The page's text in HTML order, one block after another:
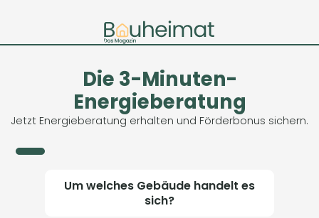
Die 3-Minuten-
Energieberatung
Jetzt Energieberatung erhalten und Förderbonus sichern.
Um welches Gebäude handelt es
sich?